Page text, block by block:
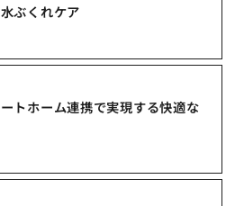
ぶくれケア
トホーム連携で実現する快適な